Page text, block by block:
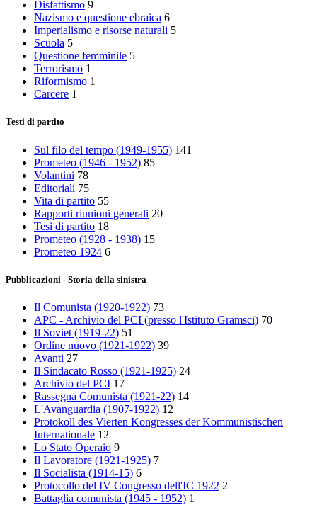
Disfattismo 9
Nazismo e questione ebraica 6
Imperialismo e risorse naturali 5
Scuola 5
Questione femminile 5
Terrorismo 1
Riformismo 1
Carcere 1
Testi di partito
Sul filo del tempo (1949-1955) 141
Prometeo (1946 - 1952) 85
Volantini 78
Editoriali 75
Vita di partito 55
Rapporti riunioni generali 20
Tesi di partito 18
Prometeo (1928 - 1938) 15
Prometeo 1924 6
Pubblicazioni - Storia della sinistra
Il Comunista (1920-1922) 73
APC - Archivio del PCI (presso l'Istituto Gramsci) 70
Il Soviet (1919‑22) 51
Ordine nuovo (1921-1922) 39
Avanti 27
Il Sindacato Rosso (1921-1925) 24
Archivio del PCI 17
Rassegna Comunista (1921‑22) 14
L'Avanguardia (1907-1922) 12
Protokoll des Vierten Kongresses der Kommunistischen
Internationale 12
Lo Stato Operaio 9
Il Lavoratore (1921-1925) 7
Il Socialista (1914‑15) 6
Protocollo del IV Congresso dell'IC 1922 2
Battaglia comunista (1945 - 1952) 1